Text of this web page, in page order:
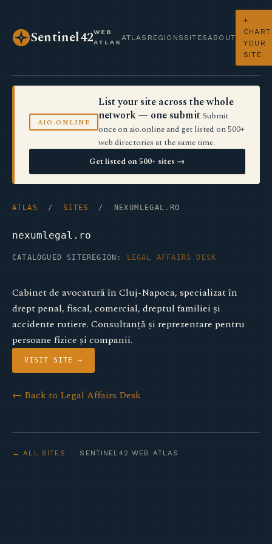
Sentinel42WEB
ATLAS
ATLAS REGIONS SITES ABOUT
+
CHART
YOUR
SITE
AIO.ONLINE
List your site across the whole
network — one submit Submit
once on aio.online and get listed on 500+
web directories at the same time.
Get listed on 500+ sites →
ATLAS / SITES / NEXUMLEGAL.RO
nexumlegal.ro
CATALOGUED SITE REGION: LEGAL AFFAIRS DESK
Cabinet de avocatură în Cluj-Napoca, specializat în
drept penal, fiscal, comercial, dreptul familiei și
accidente rutiere. Consultanță și reprezentare pentru
persoane fizice și companii.
VISIT SITE →
← Back to Legal Affairs Desk
← ALL SITES · SENTINEL42 WEB ATLAS